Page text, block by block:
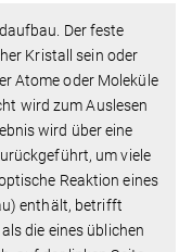
Der feste
Kristall sein oder
Atome oder Moleküle
wird zum Auslesen
wird über eine
um viele
Reaktion eines
enthält, betrifft
die eines üblichen